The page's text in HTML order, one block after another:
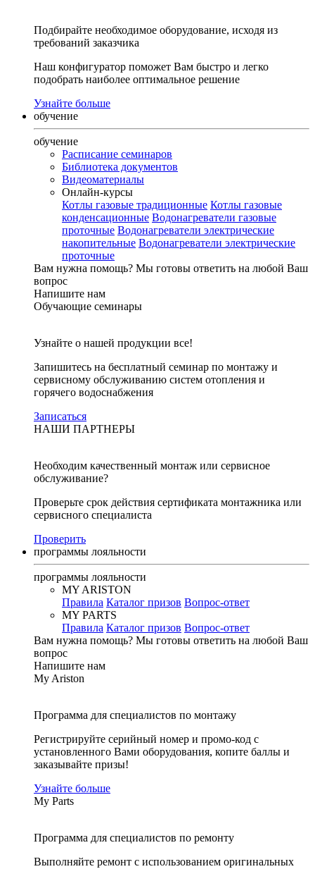
Подбирайте необходимое оборудование, исходя из
требований заказчика
Наш конфигуратор поможет Вам быстро и легко
подобрать наиболее оптимальное решение
Узнайте больше
обучение
обучение
Расписание семинаров
Библиотека документов
Видеоматериалы
Онлайн-курсы
Котлы газовые традиционные Котлы газовые
конденсационные Водонагреватели газовые
проточные Водонагреватели электрические
накопительные Водонагреватели электрические
проточные
Вам нужна помощь? Мы готовы ответить на любой Ваш
вопрос
Напишите нам
Обучающие семинары
Узнайте о нашей продукции все!
Запишитесь на бесплатный семинар по монтажу и
сервисному обслуживанию систем отопления и
горячего водоснабжения
Записаться
НАШИ ПАРТНЕРЫ
Необходим качественный монтаж или сервисное
обслуживание?
Проверьте срок действия сертификата монтажника или
сервисного специалиста
Проверить
программы лояльности
программы лояльности
MY ARISTON
Правила Каталог призов Вопрос-ответ
MY PARTS
Правила Каталог призов Вопрос-ответ
Вам нужна помощь? Мы готовы ответить на любой Ваш
вопрос
Напишите нам
My Ariston
Программа для специалистов по монтажу
Регистрируйте серийный номер и промо-код с
установленного Вами оборудования, копите баллы и
заказывайте призы!
Узнайте больше
My Parts
Программа для специалистов по ремонту
Выполняйте ремонт с использованием оригинальных